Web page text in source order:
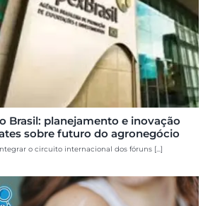
Brasil: planejamento e inovação
sobre futuro do agronegócio
o circuito internacional dos fóruns [...]